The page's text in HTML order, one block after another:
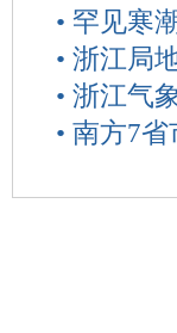
• 罕见寒
• 浙江局
• 浙江气
• 南方7省